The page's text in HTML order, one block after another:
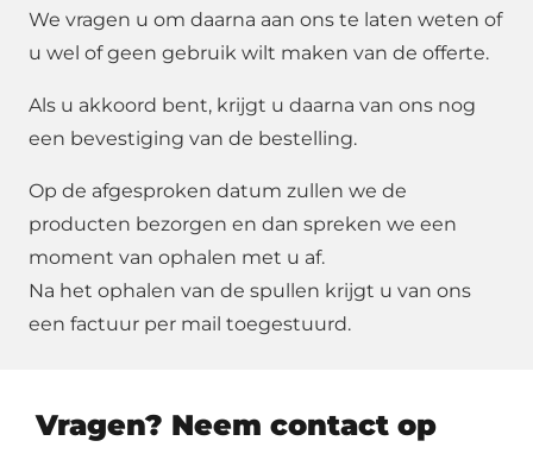
We vragen u om daarna aan ons te laten weten of
u wel of geen gebruik wilt maken van de offerte.
Als u akkoord bent, krijgt u daarna van ons nog
een bevestiging van de bestelling.
Op de afgesproken datum zullen we de
producten bezorgen en dan spreken we een
moment van ophalen met u af.
Na het ophalen van de spullen krijgt u van ons
een factuur per mail toegestuurd.
Vragen? Neem contact op